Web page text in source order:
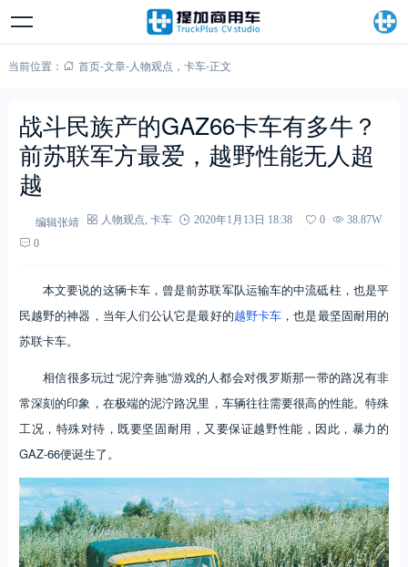
当前位置： 首页-文章-人物观点 ， 卡车-正文
战斗民族产的GAZ66卡车有多牛？
前苏联军方最爱，越野性能无人超
越
编辑张靖 人物观点 卡车 2020年1月13日 18:38 0
38.87W
0
本文要说的这辆卡车，曾是前苏联军队运输车的中流砥柱，也是平
民越野的神器，当年人们公认它是最好的越野卡车 ，也是最坚固耐用的
苏联卡车。
相信很多玩过“泥泞奔驰”游戏的人都会对俄罗斯那一带的路况有非
常深刻的印象，在极端的泥泞路况里，车辆往往需要很高的性能。特殊
工况，特殊对待，既要坚固耐用，又要保证越野性能，因此，暴力的
GAZ-66便诞生了。